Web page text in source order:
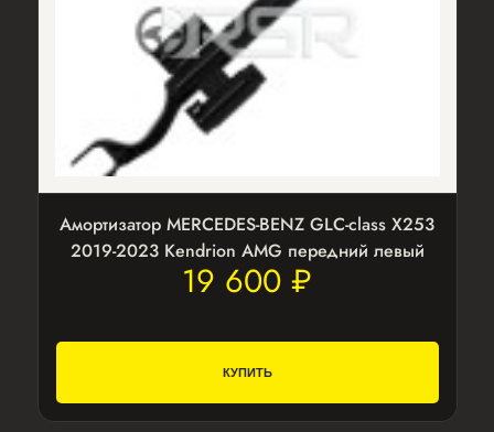
Амортизатор MERCEDES-BENZ GLC-class X253
2019-2023 Kendrion AMG передний левый
19 600 ₽
КУПИТЬ